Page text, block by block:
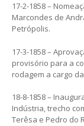
17-2-1858 –
Marcondes de
Petrópolis.
17-3-1858 –
provisório para a
rodagem a cargo
18-8-1858 –
Indústria, trecho
Terêsa e Pedro do